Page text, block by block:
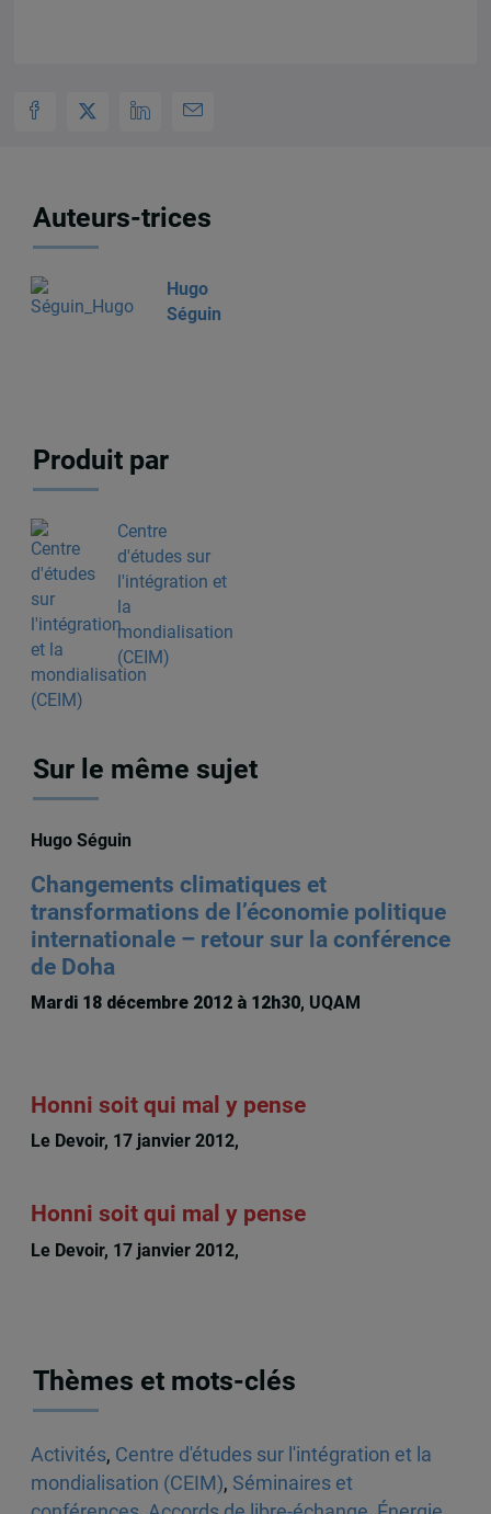
Auteurs-trices
Hugo
Séguin
Produit par
Centre
d'études sur
l'intégration et
la
mondialisation
(CEIM)
Sur le même sujet
Hugo Séguin
Changements climatiques et
transformations de l’économie politique
internationale – retour sur la conférence
de Doha
Mardi 18 décembre 2012 à 12h30, UQAM
Honni soit qui mal y pense
Le Devoir, 17 janvier 2012,
Honni soit qui mal y pense
Le Devoir, 17 janvier 2012,
Thèmes et mots-clés
Activités, Centre d'études sur l'intégration et la
mondialisation (CEIM), Séminaires et